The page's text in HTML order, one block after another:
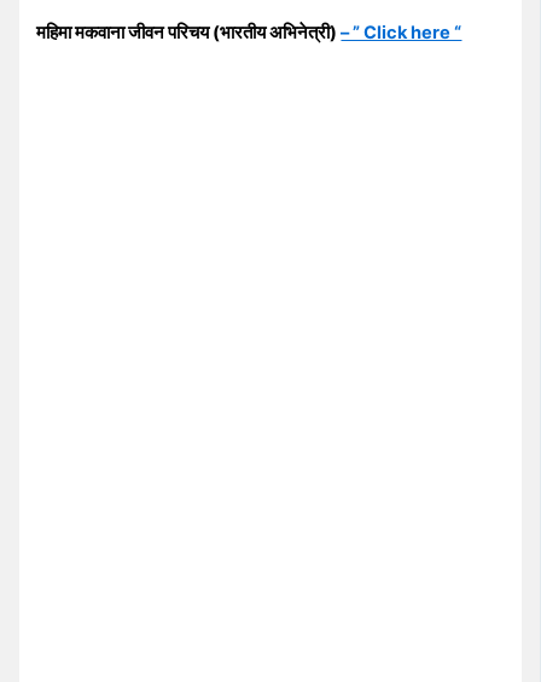
महिमा मकवाना जीवन परिचय (भारतीय अभिनेत्री)– ” Click here “